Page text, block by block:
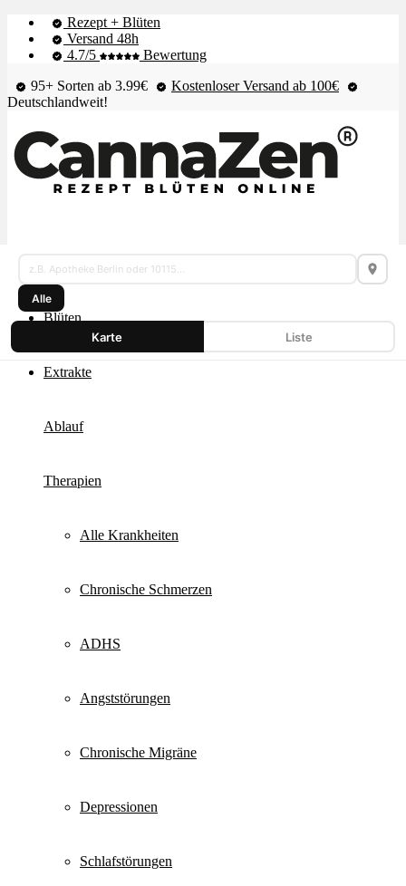
Rezept + Blüten
Versand 48h
4.7/5
Bewertung
95+ Sorten ab 3.99€
Kostenloser Versand ab 100€
Deutschlandweit!
Shop & Live-Bestand
Blüten
Extrakte
Ablauf
Therapien
Alle Krankheiten
Chronische Schmerzen
ADHS
Angststörungen
Chronische Migräne
Depressionen
Schlafstörungen
Karte
Apotheken,
Dispensaries,
Headshops
mehr
Alle
Karte Liste